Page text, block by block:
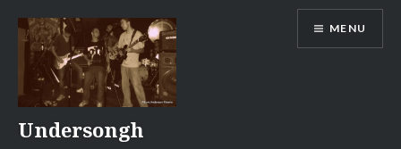
para
conteúdo
Undersongh
MENU